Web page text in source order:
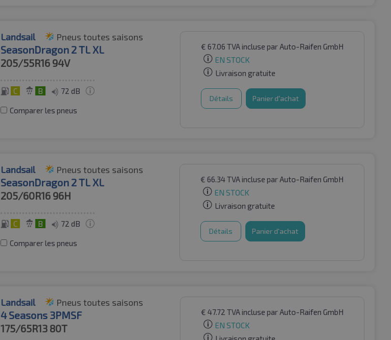
Landsail Pneus toutes saisons
SeasonDragon 2 TL XL
205/55R16 94V
C B 72 dB
Comparer les pneus
€ 67.06 TVA incluse par Auto-Raifen GmbH
EN STOCK
Livraison gratuite
Détails Panier d'achat
Landsail Pneus toutes saisons
SeasonDragon 2 TL XL
205/60R16 96H
C B 72 dB
Comparer les pneus
€ 66.34TVA incluse par Auto-Raifen GmbH
EN STOCK
Livraison gratuite
Détails Panier d'achat
Landsail Pneus toutes saisons
4 Seasons 3PMSF
175/65R13 80T
€ 47.72 TVA incluse par Auto-Raifen GmbH
EN STOCK